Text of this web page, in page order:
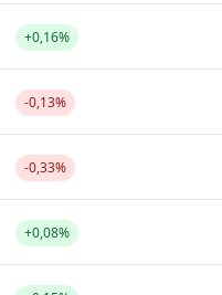
+0,16%
-0,13%
-0,33%
+0,08%